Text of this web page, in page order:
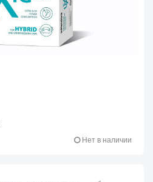
Нет в наличии